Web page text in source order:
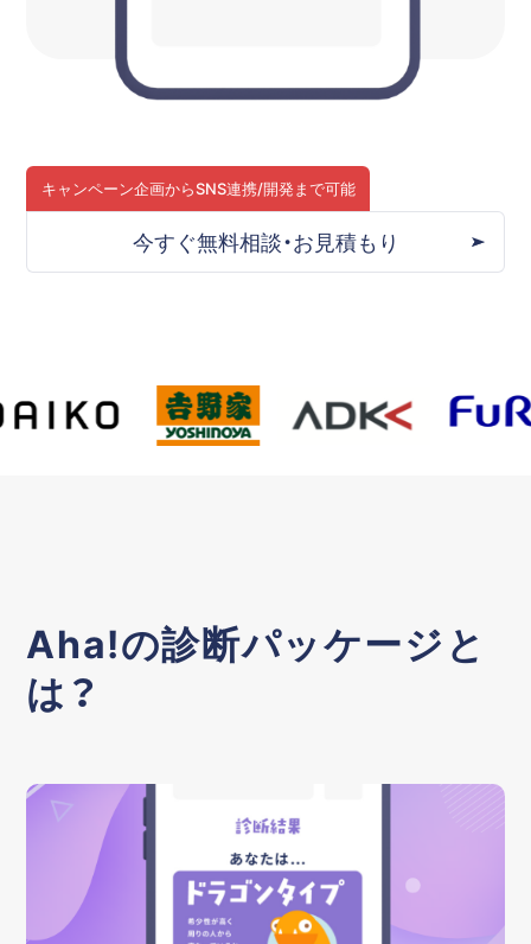
キャンペーン企画からSNS連携/開発まで可能
今すぐ無料相談・お見積もり
Aha!の診断パッケージと
は？